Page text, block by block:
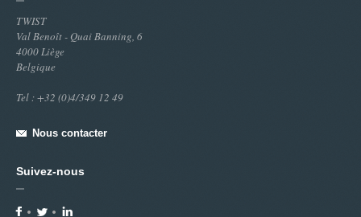
TWIST
Val Benoît - Quai Banning, 6
4000 Liège
Belgique
Tel : +32 (0)4/349 12 49
Nous contacter
Suivez-nous